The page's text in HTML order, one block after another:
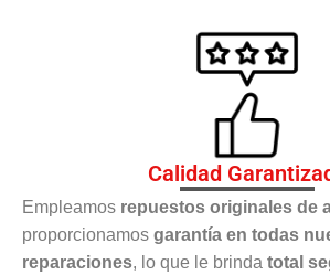
Calidad
Empleamos repuestos originales de
proporcionamos garantía en todas
reparaciones, lo que le brinda total